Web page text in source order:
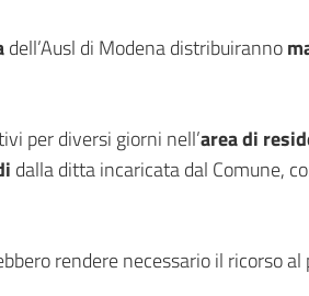
dell’Ausl di Modena distribuiranno
per diversi giorni nell’area di
dalla ditta incaricata dal Comune,
rendere necessario il ricorso al